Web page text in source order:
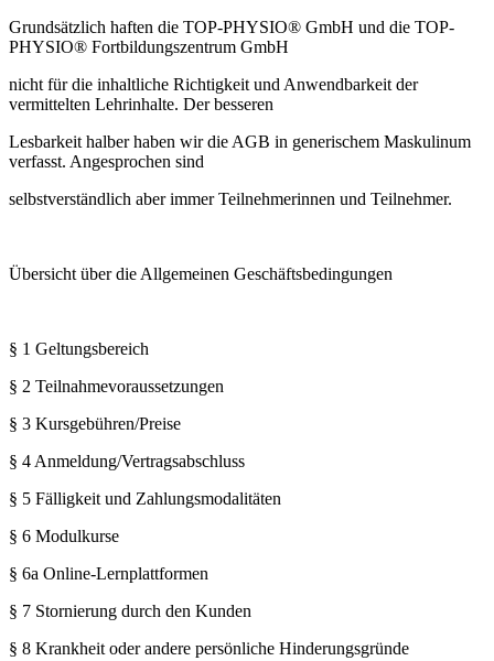
Grundsätzlich haften die TOP-PHYSIO® GmbH und die TOP-
PHYSIO® Fortbildungszentrum GmbH
nicht für die inhaltliche Richtigkeit und Anwendbarkeit der
vermittelten Lehrinhalte. Der besseren
Lesbarkeit halber haben wir die AGB in generischem Maskulinum
verfasst. Angesprochen sind
selbstverständlich aber immer Teilnehmerinnen und Teilnehmer.
Übersicht über die Allgemeinen Geschäftsbedingungen
§ 1 Geltungsbereich
§ 2 Teilnahmevoraussetzungen
§ 3 Kursgebühren/Preise
§ 4 Anmeldung/Vertragsabschluss
§ 5 Fälligkeit und Zahlungsmodalitäten
§ 6 Modulkurse
§ 6a Online-Lernplattformen
§ 7 Stornierung durch den Kunden
§ 8 Krankheit oder andere persönliche Hinderungsgründe